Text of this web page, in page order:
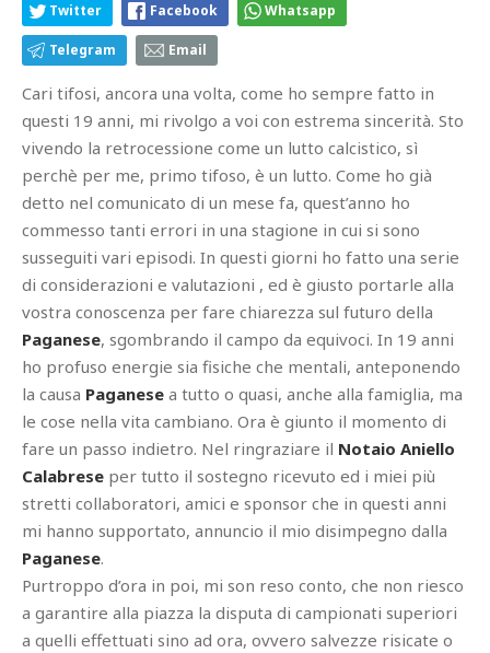
Twitter Facebook Whatsapp
Telegram Email
Cari tifosi, ancora una volta, come ho sempre fatto in
questi 19 anni, mi rivolgo a voi con estrema sincerità. Sto
vivendo la retrocessione come un lutto calcistico, sì
perchè per me, primo tifoso, è un lutto. Come ho già
detto nel comunicato di un mese fa, quest’anno ho
commesso tanti errori in una stagione in cui si sono
susseguiti vari episodi. In questi giorni ho fatto una serie
di considerazioni e valutazioni , ed è giusto portarle alla
vostra conoscenza per fare chiarezza sul futuro della
Paganese, sgombrando il campo da equivoci. In 19 anni
ho profuso energie sia fisiche che mentali, anteponendo
la causa Paganese a tutto o quasi, anche alla famiglia, ma
le cose nella vita cambiano. Ora è giunto il momento di
fare un passo indietro. Nel ringraziare il Notaio Aniello
Calabrese per tutto il sostegno ricevuto ed i miei più
stretti collaboratori, amici e sponsor che in questi anni
mi hanno supportato, annuncio il mio disimpegno dalla
Paganese.
Purtroppo d’ora in poi, mi son reso conto, che non riesco
a garantire alla piazza la disputa di campionati superiori
a quelli effettuati sino ad ora, ovvero salvezze risicate o